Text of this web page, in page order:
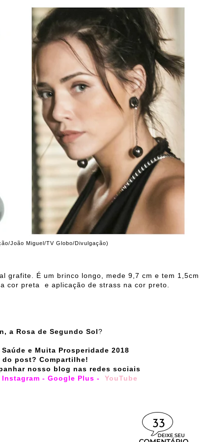
João Miguel/TV Globo/Divulgação)
grafite. É um brinco longo, mede 9,7 cm e tem 1,5cm
cor preta e aplicação de strass na cor preto.
a Rosa de Segundo Sol?
e Muita Prosperidade 2018
do post? Compartilhe!
nosso blog nas redes sociais
Instagram - Google Plus - YouTube
33